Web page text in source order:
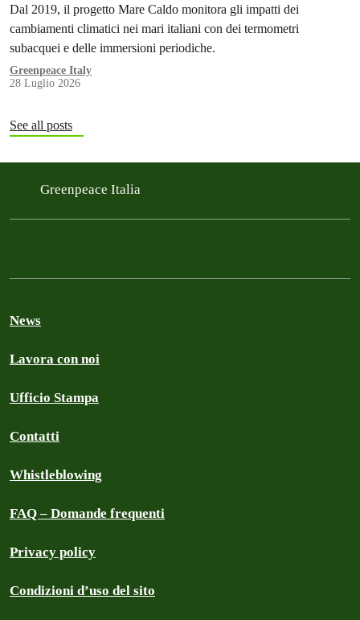
Dal 2019, il progetto Mare Caldo monitora gli impatti dei
cambiamenti climatici nei mari italiani con dei termometri
subacquei e delle immersioni periodiche.
Greenpeace Italy
28 Luglio 2026
See all posts
Greenpeace Italia
News
Lavora con noi
Ufficio Stampa
Contatti
Whistleblowing
FAQ – Domande frequenti
Privacy policy
Condizioni d’uso del sito